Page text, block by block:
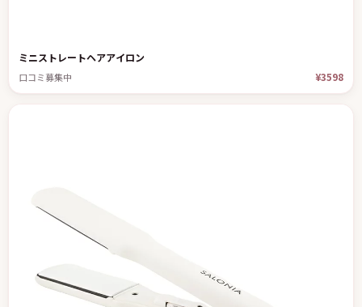
ミニストレートヘアアイロン
口コミ募集中 ¥3598